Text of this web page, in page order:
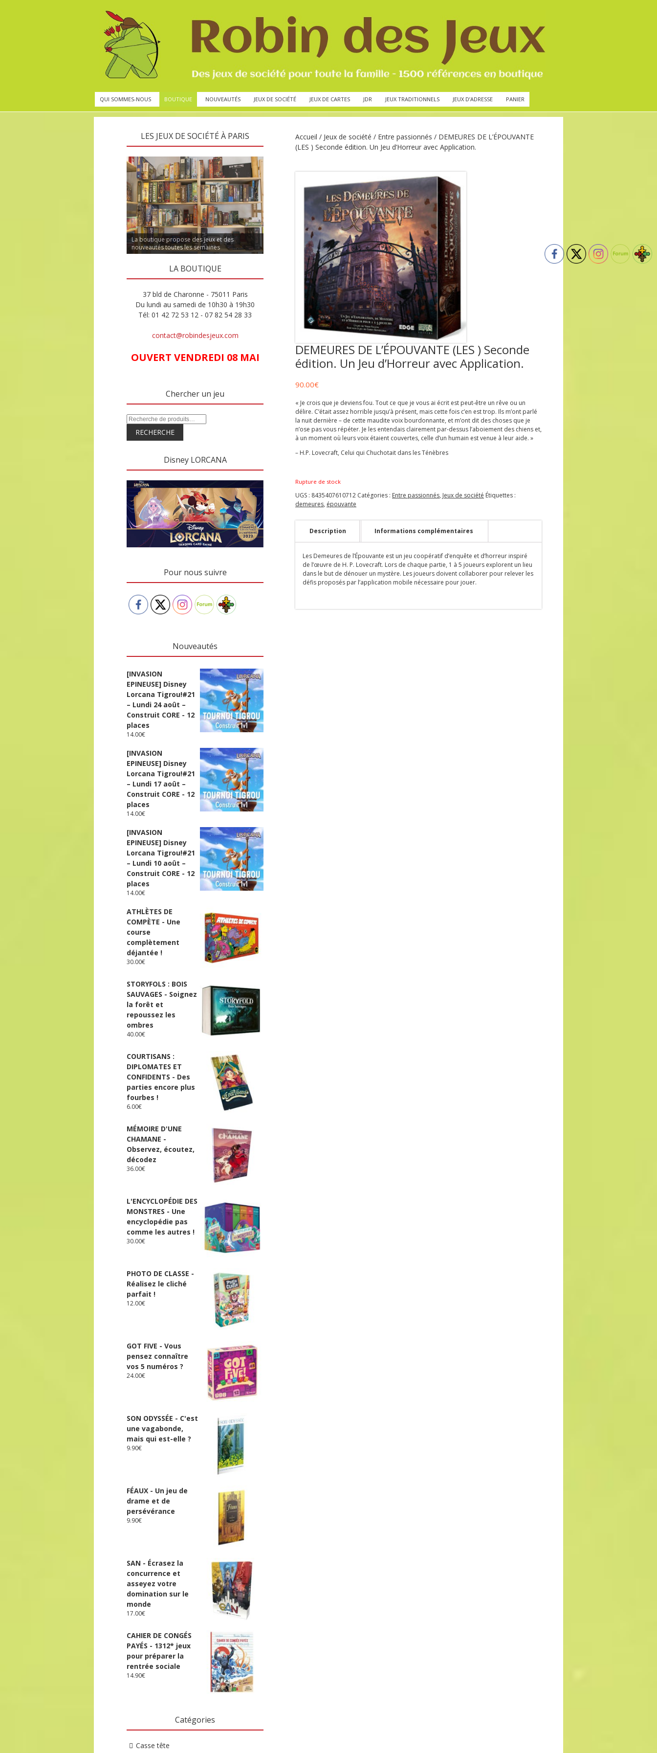
QUI SOMMES-NOUS BOUTIQUE NOUVEAUTÉS JEUX DE SOCIÉTÉ JEUX DE CARTES JDR JEUX TRADITIONNELS JEUX D’ADRESSE PANIER
Accueil / Jeux de société / Entre passionnés / DEMEURES DE L’ÉPOUVANTE
(LES ) Seconde édition. Un Jeu d’Horreur avec Application.
DEMEURES DE L’ÉPOUVANTE (LES ) Seconde
édition. Un Jeu d’Horreur avec Application.
90.00€
« Je crois que je deviens fou. Tout ce que je vous ai écrit est peut-être un rêve ou un
délire. C’était assez horrible jusqu’à présent, mais cette fois c’en est trop. Ils m’ont parlé
la nuit dernière – de cette maudite voix bourdonnante, et m’ont dit des choses que je
n’ose pas vous répéter. Je les entendais clairement par-dessus l’aboiement des chiens et,
à un moment où leurs voix étaient couvertes, celle d’un humain est venue à leur aide. »
– H.P. Lovecraft, Celui qui Chuchotait dans les Ténèbres
Rupture de stock
UGS : 8435407610712 Catégories : Entre passionnés, Jeux de société Étiquettes :
demeures, épouvante
Description Informations complémentaires
Les Demeures de l’Épouvante est un jeu coopératif d’enquête et d’horreur inspiré
de l’œuvre de H. P. Lovecraft. Lors de chaque partie, 1 à 5 joueurs explorent un lieu
dans le but de dénouer un mystère. Les joueurs doivent collaborer pour relever les
défis proposés par l’application mobile nécessaire pour jouer.
LES JEUX DE SOCIÉTÉ À PARIS
La boutique propose des jeux et des
nouveautés toutes les semaines
LA BOUTIQUE
37 bld de Charonne - 75011 Paris
Du lundi au samedi de 10h30 à 19h30
Tél: 01 42 72 53 12 - 07 82 54 28 33
contact@robindesjeux.com
OUVERT VENDREDI 08 MAI
Chercher un jeu
RECHERCHE
Disney LORCANA
Pour nous suivre
Nouveautés
[INVASION
EPINEUSE] Disney
Lorcana Tigrou!#21
– Lundi 24 août –
Construit CORE - 12
places
14.00€
[INVASION
EPINEUSE] Disney
Lorcana Tigrou!#21
– Lundi 17 août –
Construit CORE - 12
places
14.00€
[INVASION
EPINEUSE] Disney
Lorcana Tigrou!#21
– Lundi 10 août –
Construit CORE - 12
places
14.00€
ATHLÈTES DE
COMPÈTE - Une
course
complètement
déjantée !
30.00€
STORYFOLS : BOIS
SAUVAGES - Soignez
la forêt et
repoussez les
ombres
40.00€
COURTISANS :
DIPLOMATES ET
CONFIDENTS - Des
parties encore plus
fourbes !
6.00€
MÉMOIRE D'UNE
CHAMANE -
Observez, écoutez,
décodez
36.00€
L'ENCYCLOPÉDIE DES
MONSTRES - Une
encyclopédie pas
comme les autres !
30.00€
PHOTO DE CLASSE -
Réalisez le cliché
parfait !
12.00€
GOT FIVE - Vous
pensez connaître
vos 5 numéros ?
24.00€
SON ODYSSÉE - C'est
une vagabonde,
mais qui est-elle ?
9.90€
FÉAUX - Un jeu de
drame et de
persévérance
9.90€
SAN - Écrasez la
concurrence et
asseyez votre
domination sur le
monde
17.00€
CAHIER DE CONGÉS
PAYÉS - 1312* jeux
pour préparer la
rentrée sociale
14.90€
Catégories
Casse tête